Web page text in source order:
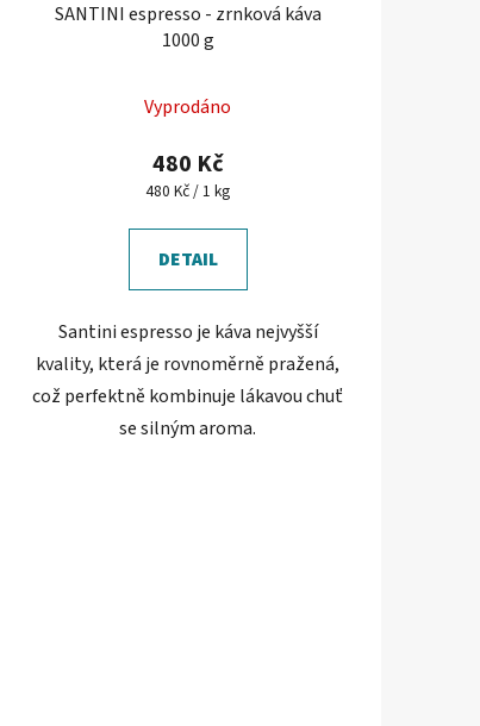
SANTINI espresso - zrnková káva
1000 g
hodnocení
produktu
je
z
Vyprodáno
480 Kč
Měrná
480 Kč / 1 kg
DETAIL
Santini espresso je káva nejvyšší
kvality, která je rovnoměrně pražená,
což perfektně kombinuje lákavou chuť
se silným aroma.